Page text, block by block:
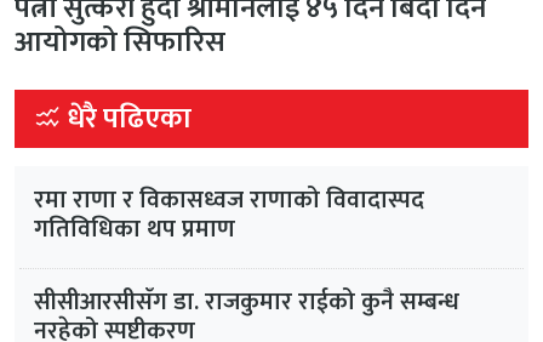
आयोगको सिफारिस
धेरै पढिएका
रमा राणा र विकासध्वज राणाको विवादास्पद
गतिविधिका थप प्रमाण
सीसीआरसीसँग डा. राजकुमार राईको कुनै सम्बन्ध
नरहेको स्पष्टीकरण